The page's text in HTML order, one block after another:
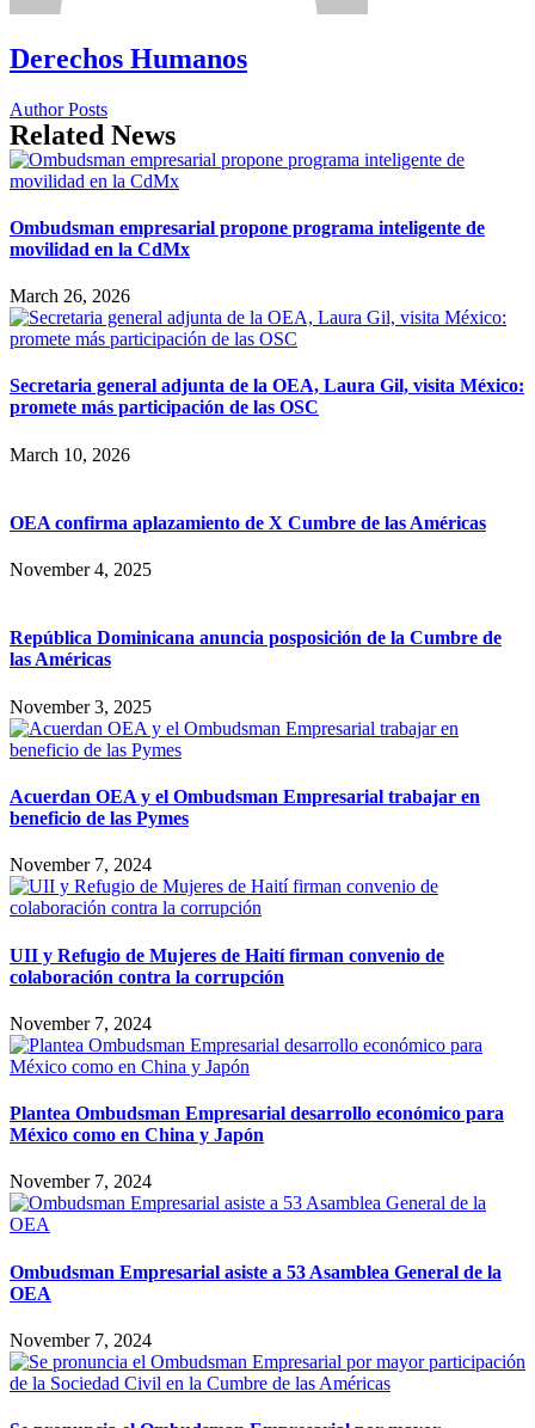
Derechos Humanos
Author Posts
Related News
Ombudsman empresarial propone programa inteligente de
movilidad en la CdMx
March 26, 2026
Secretaria general adjunta de la OEA, Laura Gil, visita México:
promete más participación de las OSC
March 10, 2026
OEA confirma aplazamiento de X Cumbre de las Américas
November 4, 2025
República Dominicana anuncia posposición de la Cumbre de
las Américas
November 3, 2025
Acuerdan OEA y el Ombudsman Empresarial trabajar en
beneficio de las Pymes
November 7, 2024
UII y Refugio de Mujeres de Haití firman convenio de
colaboración contra la corrupción
November 7, 2024
Plantea Ombudsman Empresarial desarrollo económico para
México como en China y Japón
November 7, 2024
Ombudsman Empresarial asiste a 53 Asamblea General de la
OEA
November 7, 2024